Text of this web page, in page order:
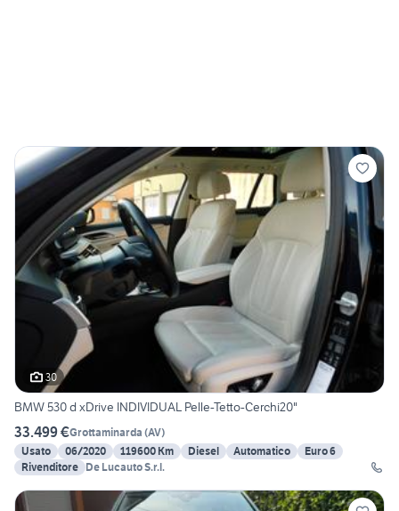
30
BMW 530 d xDrive INDIVIDUAL Pelle-Tetto-Cerchi20"
33.499 €Grottaminarda (AV)
Usato
06/2020 119600 Km Diesel Automatico
Euro 6
Rivenditore De Lucauto S.r.l.